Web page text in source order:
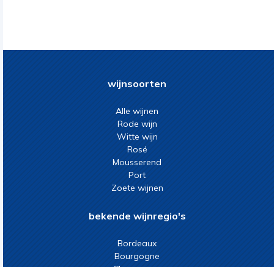
wijnsoorten
Alle wijnen
Rode wijn
Witte wijn
Rosé
Mousserend
Port
Zoete wijnen
bekende wijnregio's
Bordeaux
Bourgogne